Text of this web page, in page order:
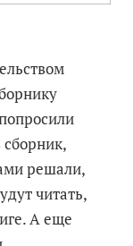
решали,
читать,
А еще